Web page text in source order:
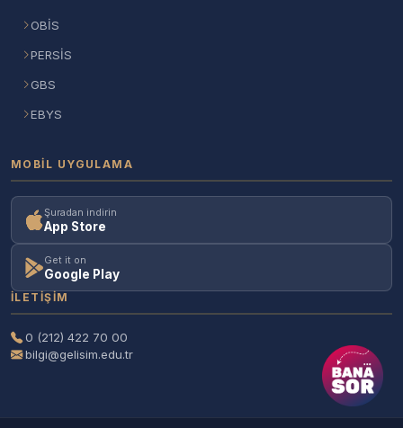
OBİS
PERSİS
GBS
EBYS
MOBIL UYGULAMA
Şuradan indirin
App Store
Get it on
Google Play
İLETIŞIM
0 (212) 422 70 00
bilgi@gelisim.edu.tr